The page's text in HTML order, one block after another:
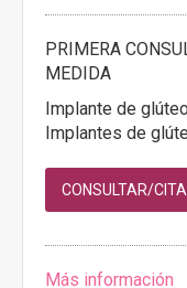
PRIMERA
MEDIDA
Implante de glúteo
Implantes de
CONSULTAR/
Más información